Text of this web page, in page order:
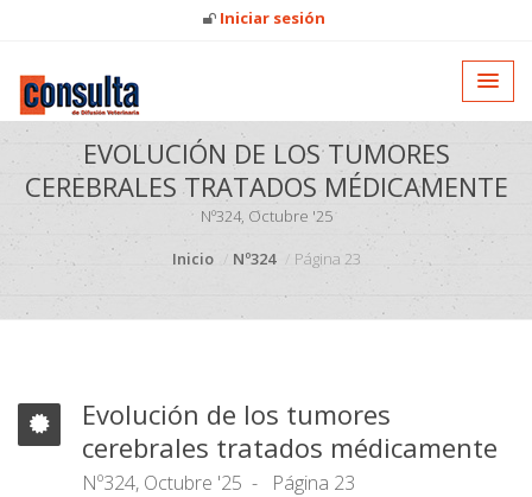
Iniciar sesión
EVOLUCIÓN DE LOS TUMORES
CEREBRALES TRATADOS MÉDICAMENTE
Nº324, Octubre '25
Inicio
Nº324 Página 23
Evolución de los tumores
cerebrales tratados médicamente
Nº324, Octubre '25 Página 23